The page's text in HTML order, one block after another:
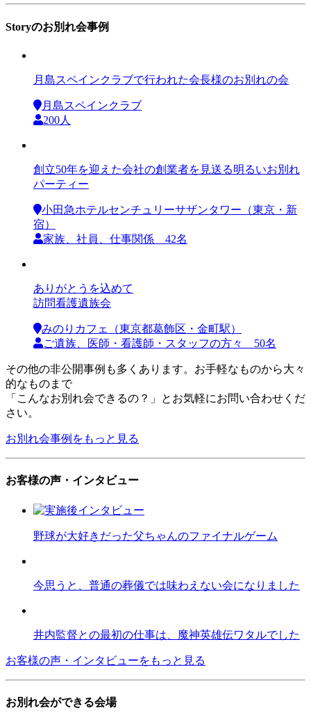
Storyのお別れ会事例
月島スペインクラブで行われた会長様のお別れの会
月島スペインクラブ
200人
創立50年を迎えた会社の創業者を見送る明るいお別れ
パーティー
小田急ホテルセンチュリーサザンタワー（東京・新
宿）
家族、社員、仕事関係 42名
ありがとうを込めて
訪問看護遺族会
みのりカフェ（東京都葛飾区・金町駅）
ご遺族、医師・看護師・スタッフの方々 50名
その他の非公開事例も多くあります。お手軽なものから大々
的なものまで
「こんなお別れ会できるの？」とお気軽にお問い合わせくだ
さい。
お別れ会事例をもっと見る
お客様の声・インタビュー
野球が大好きだった父ちゃんのファイナルゲーム
今思うと、普通の葬儀では味わえない会になりました
井内監督との最初の仕事は、魔神英雄伝ワタルでした
お客様の声・インタビューをもっと見る
お別れ会ができる会場